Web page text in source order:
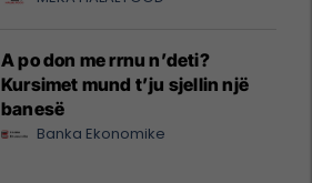
A po don me rrnu n’deti?
Kursimet mund t’ju sjellin një
banesë
Banka Ekonomike